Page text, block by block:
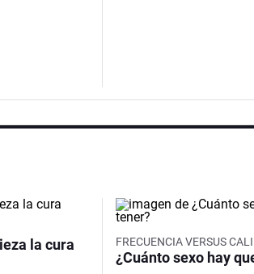
la cura FRECUENCIA VERSUS
¿Cuánto sexo hay